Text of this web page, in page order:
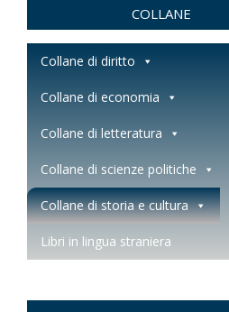
COLLANE
Collane di diritto
Collane di economia
Collane di letteratura
Collane di scienze politiche
Collane di storia e cultura
Libri in lingua straniera